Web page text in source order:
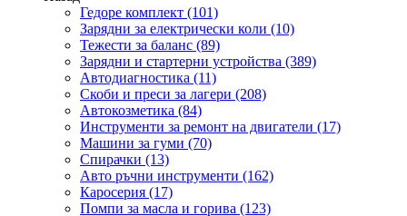
Гедоре комплект (101)
Зарядни за електрически коли (10)
Тежести за баланс (89)
Зарядни и стартерни устройства (389)
Автодиагностика (11)
Скоби и преси за лагери (208)
Автокозметика (84)
Инструменти за ремонт на двигатели (17)
Машини за гуми (70)
Спирачки (13)
Авто ръчни инструменти (162)
Каросерия (17)
Помпи за масла и горива (123)